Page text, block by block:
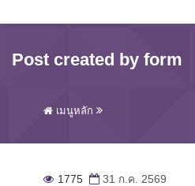
Post created by form
เมนูหลัก
1775 31 ก.ค. 2569